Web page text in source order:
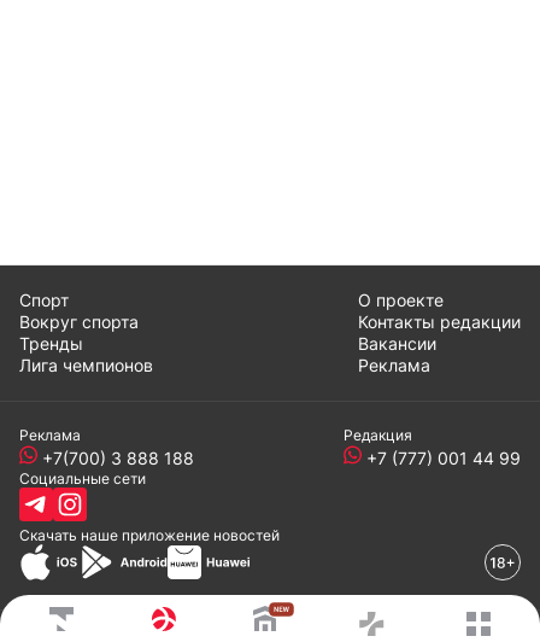
Спорт
Вокруг спорта
Тренды
Лига чемпионов
О проекте
Контакты редакции
Вакансии
Реклама
Реклама
+7(700) 3 888 188
Редакция
+7 (777) 001 44 99
Социальные сети
Скачать наше приложение новостей